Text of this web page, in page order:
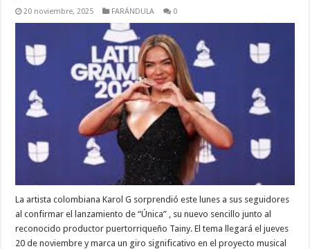
20 noviembre, 2025 FARÁNDULA 0
La artista colombiana Karol G sorprendió este lunes a sus seguidores
al confirmar el lanzamiento de “Única” , su nuevo sencillo junto al
reconocido productor puertorriqueño Tainy. El tema llegará el jueves
20 de noviembre y marca un giro significativo en el proyecto musical